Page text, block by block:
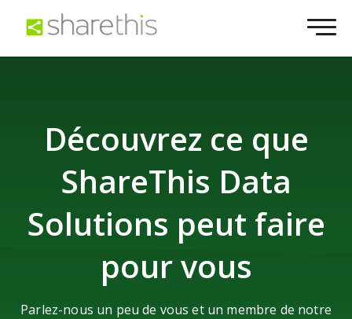
Découvrez ce que
ShareThis Data
Solutions peut faire
pour vous
Parlez-nous un peu de vous et un membre de notre